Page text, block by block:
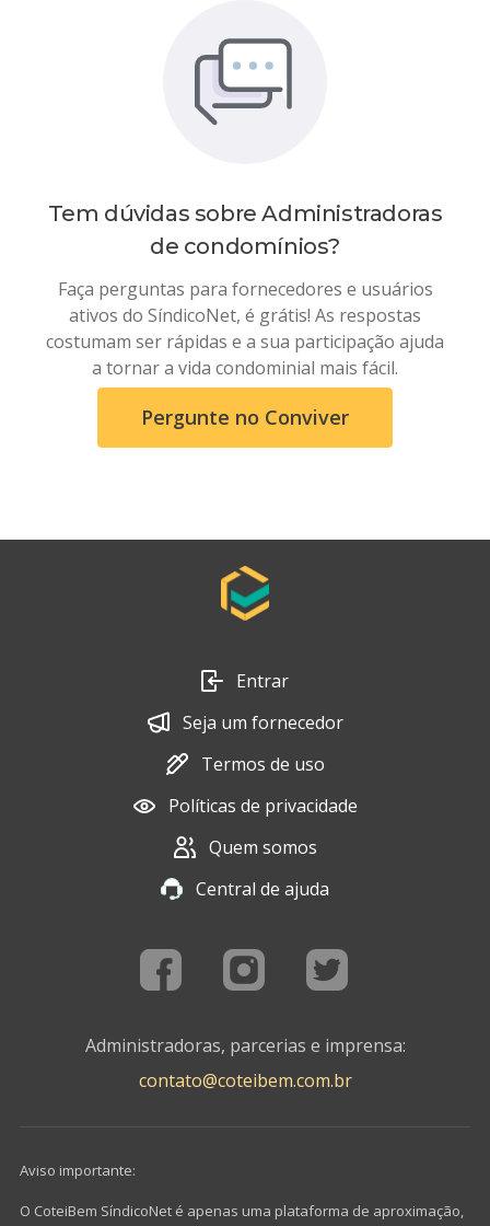
Tem dúvidas sobreAdministradoras
de condomínios?
Faça perguntas para fornecedores e usuários
ativos do SíndicoNet, é grátis! As respostas
costumam ser rápidas e a sua participação ajuda
a tornar a vida condominial mais fácil.
Pergunte no Conviver
Entrar
Seja um fornecedor
Termos de uso
Políticas de privacidade
Quem somos
Central de ajuda
Administradoras, parcerias e imprensa:
contato@coteibem.com.br
Aviso importante:
O CoteiBem SíndicoNet é apenas uma plataforma de aproximação,